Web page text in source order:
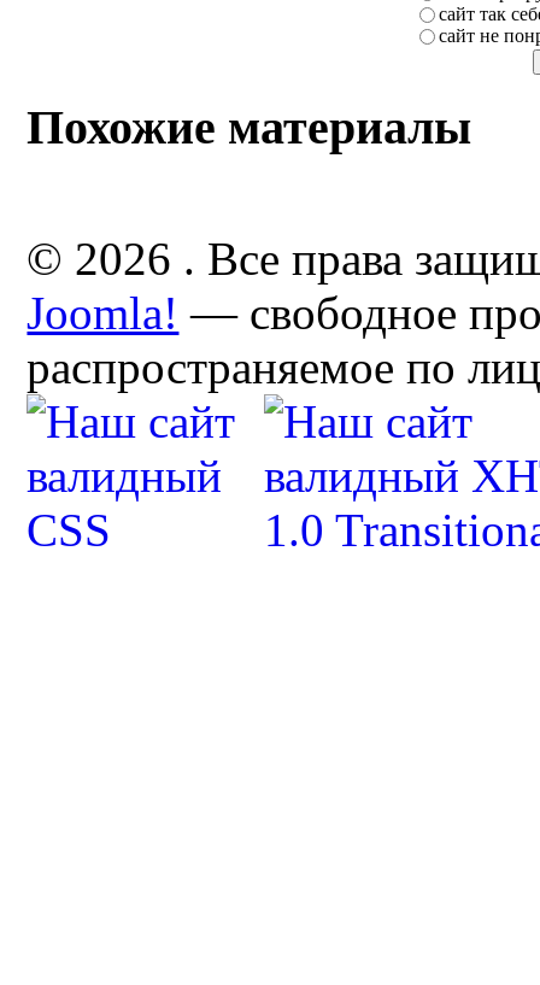
сайт так
сайт не
Похожие материалы
© 2026 . Все права
Joomla! — свободное
распространяемое по